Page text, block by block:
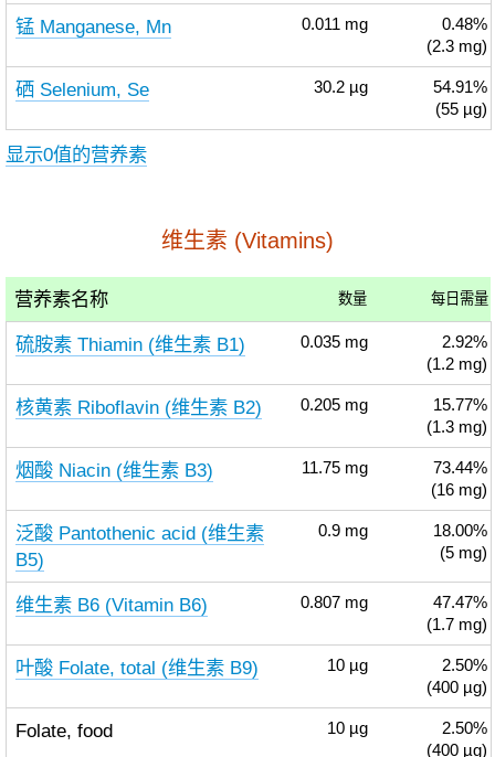
锰 Manganese, Mn 0.011 mg
0.48%
(2.3 mg)
硒 Selenium, Se 30.2 µg
54.91%
(55 µg)
显示0值的营养素
维生素 (Vitamins)
营养素名称 数量 每日需量
硫胺素 Thiamin (维生素 B1) 0.035 mg
2.92%
(1.2 mg)
核黄素 Riboflavin (维生素 B2) 0.205 mg
15.77%
(1.3 mg)
烟酸 Niacin (维生素 B3) 11.75 mg
73.44%
(16 mg)
泛酸 Pantothenic acid (维生素
B5)
0.9 mg
18.00%
(5 mg)
维生素 B6 (Vitamin B6) 0.807 mg
47.47%
(1.7 mg)
叶酸 Folate, total (维生素 B9) 10 µg
2.50%
(400 µg)
Folate, food 10 µg
2.50%
(400 µg)